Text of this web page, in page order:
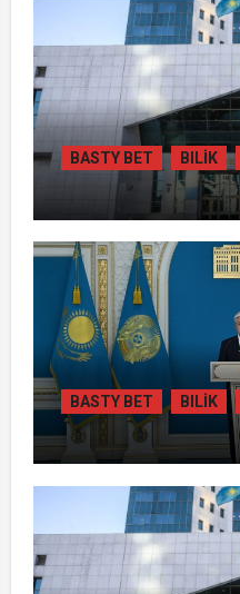
BASTY BET BILİK
ЖАМБЫЛ
ҚАЙТАРЫЛҒАН
84 МЫҢ ТҰРҒЫН
ҚАМТЫЛАДЫ
BASTY BET BILİK
ТОҚАЕВ
ЖОБАСЫНЫҢ
ТҮРДЕ БАСТАП